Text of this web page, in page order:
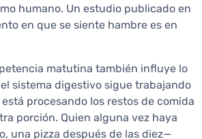
humano. Un estudio publicado en
en que se siente hambre es en
matutina también influye lo
sistema digestivo sigue trabajando
procesando los restos de comida
porción. Quien alguna vez haya
una pizza después de las diez—